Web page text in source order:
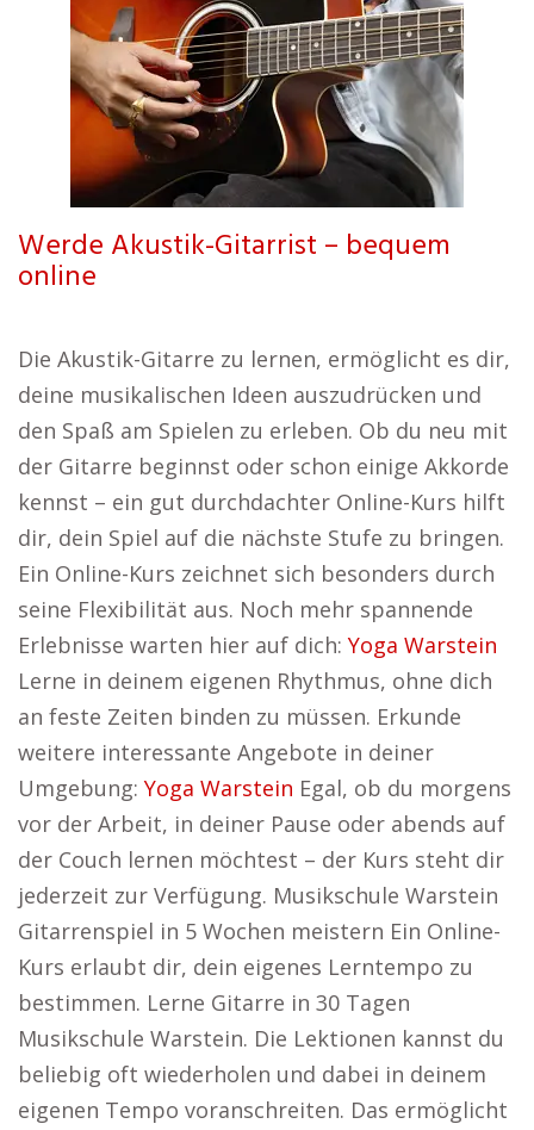
Werde Akustik-Gitarrist – bequem
online
Die Akustik-Gitarre zu lernen, ermöglicht es dir,
deine musikalischen Ideen auszudrücken und
den Spaß am Spielen zu erleben. Ob du neu mit
der Gitarre beginnst oder schon einige Akkorde
kennst – ein gut durchdachter Online-Kurs hilft
dir, dein Spiel auf die nächste Stufe zu bringen.
Ein Online-Kurs zeichnet sich besonders durch
seine Flexibilität aus. Noch mehr spannende
Erlebnisse warten hier auf dich: Yoga Warstein
Lerne in deinem eigenen Rhythmus, ohne dich
an feste Zeiten binden zu müssen. Erkunde
weitere interessante Angebote in deiner
Umgebung: Yoga Warstein Egal, ob du morgens
vor der Arbeit, in deiner Pause oder abends auf
der Couch lernen möchtest – der Kurs steht dir
jederzeit zur Verfügung. Musikschule Warstein
Gitarrenspiel in 5 Wochen meistern Ein Online-
Kurs erlaubt dir, dein eigenes Lerntempo zu
bestimmen. Lerne Gitarre in 30 Tagen
Musikschule Warstein. Die Lektionen kannst du
beliebig oft wiederholen und dabei in deinem
eigenen Tempo voranschreiten. Das ermöglicht